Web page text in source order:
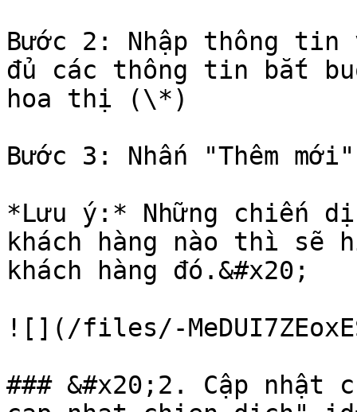
Bước 2: Nhập thông tin
đủ các thông tin bắt
hoa thị (\*)
Bước 3: Nhấn "Thêm
*Lưu ý:* Những chiến
khách hàng nào thì
khách hàng đó.&#x20;
![](/files/-
### &#x20;2. Cập